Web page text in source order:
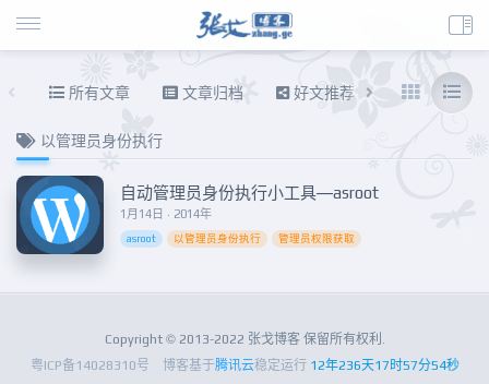
所有文章 文章归档 好文推荐 东拉西扯
以管理员身份执行
1月14日 · 2014年
自动管理员身份执行小工具—asroot
asroot 以管理员身份执行 管理员权限获取
Copyright © 2013-2022 张戈博客 保留所有权利.
粤ICP备14028310号
博客基于腾讯云稳定运行 12年236天17时57分54秒